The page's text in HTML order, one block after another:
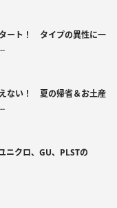
ート！ タイプの異性に一
ない！ 夏の帰省＆お土産
クロ、GU、PLSTの